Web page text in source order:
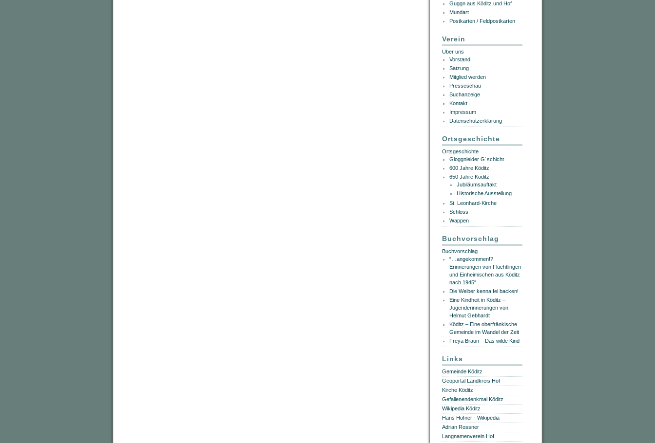
Guggn aus Köditz und Hof
Mundart
Postkarten / Feldpostkarten
Verein
Über uns
Vorstand
Satzung
Mitglied werden
Presseschau
Suchanzeige
Kontakt
Impressum
Datenschutzerklärung
Ortsgeschichte
Ortsgeschichte
Gloggnleider G´schicht
600 Jahre Köditz
650 Jahre Köditz
Jubiläumsauftakt
Historische Ausstellung
St. Leonhard-Kirche
Schloss
Wappen
Buchvorschlag
Buchvorschlag
“…angekommen!?
Erinnerungen von Flüchtlingen
und Einheimischen aus Köditz
nach 1945″
Die Weiber kenna fei backen!
Eine Kindheit in Köditz –
Jugenderinnerungen von
Helmut Gebhardt
Köditz – Eine oberfränkische
Gemeinde im Wandel der Zeit
Freya Braun – Das wilde Kind
Links
Gemeinde Köditz
Geoportal Landkreis Hof
Kirche Köditz
Gefallenendenkmal Köditz
Wikipedia Köditz
Hans Hofner - Wikipedia
Adrian Rossner
Langnamenverein Hof